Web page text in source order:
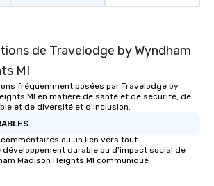
de Travelodge by Wyndham
MI
fréquemment posées par Travelodge by
MI en matière de santé et de sécurité, de
et de diversité et d'inclusion.
ou un lien vers tout
durable ou d'impact social de
Madison Heights MI communiqué